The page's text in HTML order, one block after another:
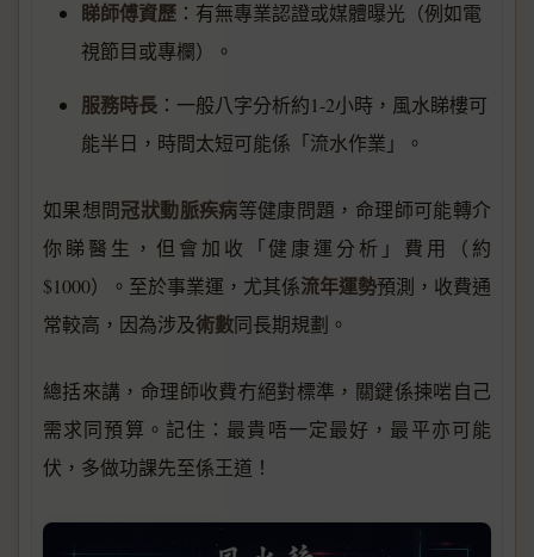
睇師傅資歷 ：有無專業認證或媒體曝光（例如電
視節目或專欄）。
服務時長 ：一般八字分析約1-2小時，風水睇樓可
能半日，時間太短可能係「流水作業」。
如果想問冠狀動脈疾病等健康問題，命理師可能轉介
你睇醫生，但會加收「健康運分析」費用（約
$1000）。至於事業運，尤其係流年運勢預測，收費通
常較高，因為涉及術數同長期規劃。
總括來講，命理師收費冇絕對標準，關鍵係揀啱自己
需求同預算。記住：最貴唔一定最好，最平亦可能
伏，多做功課先至係王道！